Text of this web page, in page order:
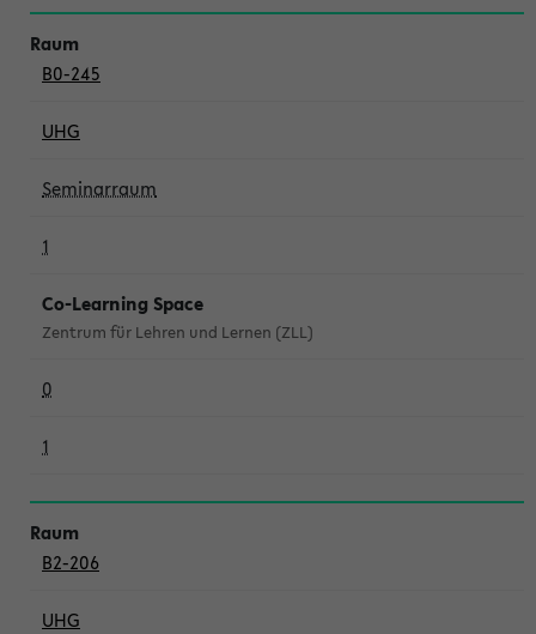
B0-245
UHG
Seminarraum
1
Co-Learning Space
Zentrum für Lehren und Lernen (ZLL)
0
1
B2-206
UHG